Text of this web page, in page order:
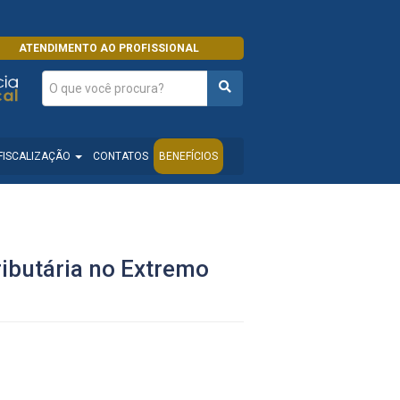
ATENDIMENTO AO PROFISSIONAL
CONTATOS BENEFÍCIOS
no Extremo